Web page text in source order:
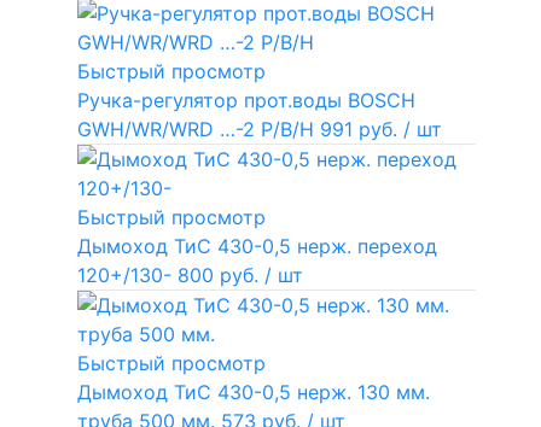
Быстрый просмотр
Ручка-регулятор прот.воды BOSCH
GWH/WR/WRD …-2 P/B/H 991 руб. / шт
Быстрый просмотр
Дымоход ТиС 430-0,5 нерж. переход
120+/130- 800 руб. / шт
Быстрый просмотр
Дымоход ТиС 430-0,5 нерж. 130 мм.
труба 500 мм. 573 руб. / шт